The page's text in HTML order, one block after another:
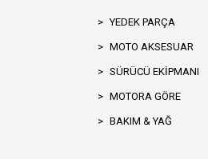
YEDEK PARÇA
MOTO AKSESUAR
SÜRÜCÜ EKİPMANI
MOTORA GÖRE
BAKIM & YAĞ